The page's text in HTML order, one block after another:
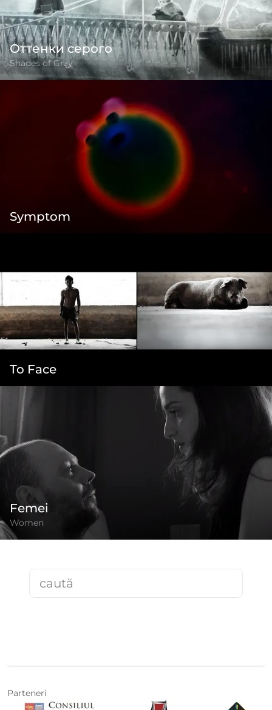
Оттенки серого
Shades of Gray
Symptom
To Face
Femei
Women
Parteneri